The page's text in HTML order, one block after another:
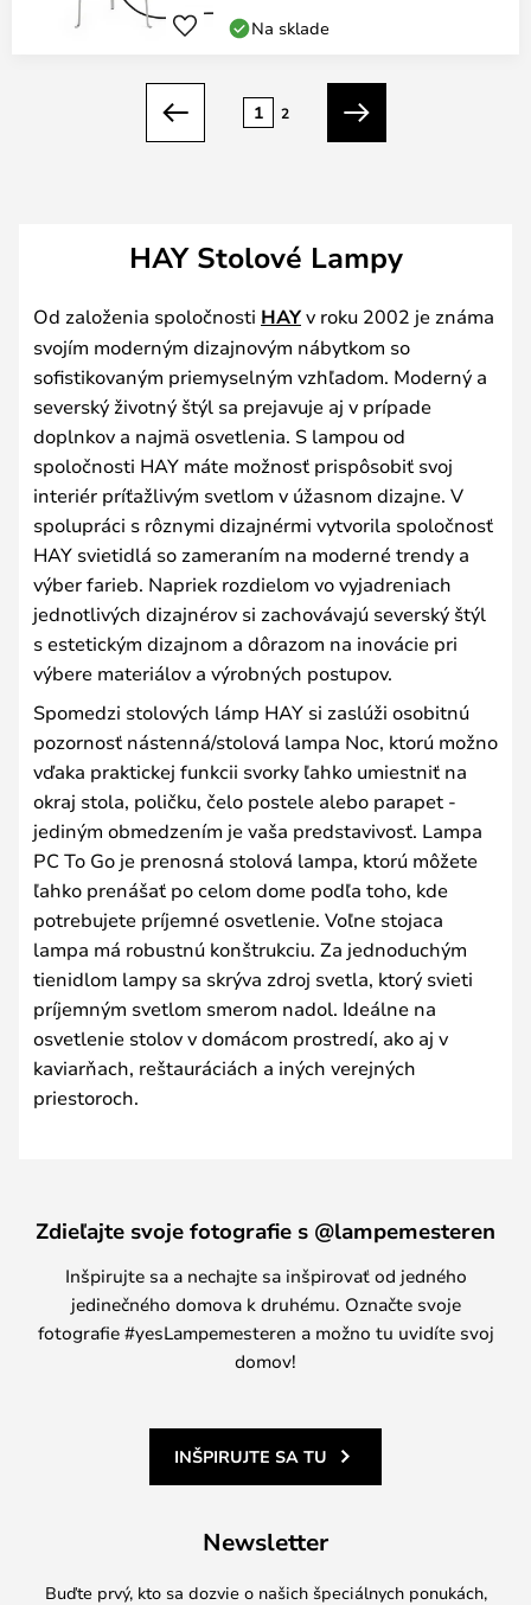
Na sklade
Predchádzajúci
1 2
Ďalší
HAY Stolové Lampy
Od založenia spoločnosti HAYv roku 2002 je známa
svojím moderným dizajnovým nábytkom so
sofistikovaným priemyselným vzhľadom. Moderný a
severský životný štýl sa prejavuje aj v prípade
doplnkov a najmä osvetlenia. S lampou od
spoločnosti HAY máte možnosť prispôsobiť svoj
interiér príťažlivým svetlom v úžasnom dizajne. V
spolupráci s rôznymi dizajnérmi vytvorila spoločnosť
HAY svietidlá so zameraním na moderné trendy a
výber farieb. Napriek rozdielom vo vyjadreniach
jednotlivých dizajnérov si zachovávajú severský štýl
s estetickým dizajnom a dôrazom na inovácie pri
výbere materiálov a výrobných postupov.
Spomedzi stolových lámp HAY si zaslúži osobitnú
pozornosť nástenná/stolová lampa Noc, ktorú možno
vďaka praktickej funkcii svorky ľahko umiestniť na
okraj stola, poličku, čelo postele alebo parapet -
jediným obmedzením je vaša predstavivosť. Lampa
PC To Go je prenosná stolová lampa, ktorú môžete
ľahko prenášať po celom dome podľa toho, kde
potrebujete príjemné osvetlenie. Voľne stojaca
lampa má robustnú konštrukciu. Za jednoduchým
tienidlom lampy sa skrýva zdroj svetla, ktorý svieti
príjemným svetlom smerom nadol. Ideálne na
osvetlenie stolov v domácom prostredí, ako aj v
kaviarňach, reštauráciách a iných verejných
priestoroch.
Zdieľajte svoje fotografie s @lampemesteren
Inšpirujte sa a nechajte sa inšpirovať od jedného
jedinečného domova k druhému. Označte svoje
fotografie #yesLampemesteren a možno tu uvidíte svoj
domov!
INŠPIRUJTE SA TU
Newsletter
Buďte prvý, kto sa dozvie o našich špeciálnych ponukách,